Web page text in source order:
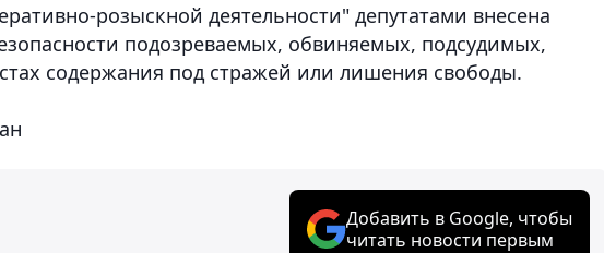
розыскной деятельности" депутатами внесена
подозреваемых, обвиняемых, подсудимых,
содержания под стражей или лишения свободы.
Добавить в Google, чтобы
читать новости первым